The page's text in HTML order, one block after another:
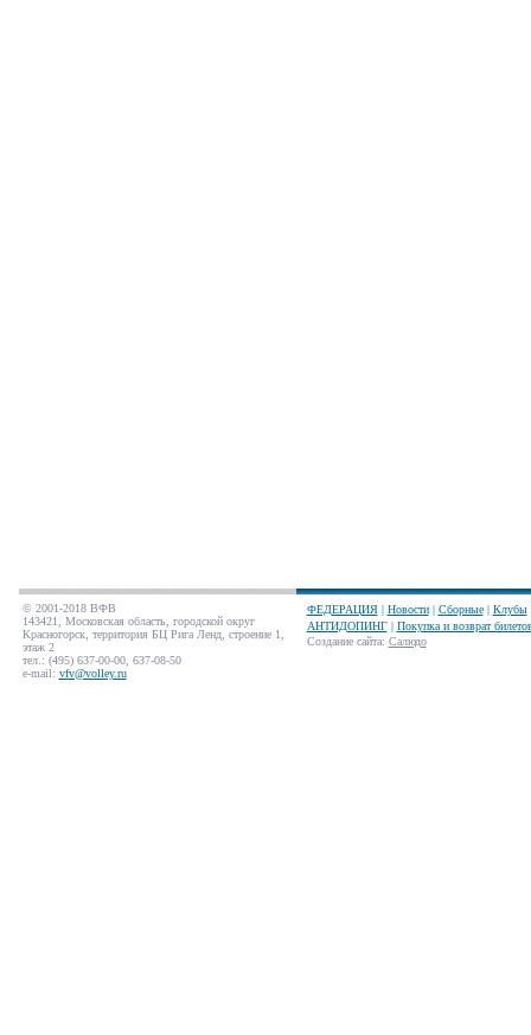
© 2001-2018 ВФВ
143421, Московская область, городской округ
Красногорск, территория БЦ Рига Ленд, строение 1,
этаж 2
тел.: (495) 637-00-00, 637-08-50
e-mail: vfv@volley.ru
ФЕДЕРАЦИЯ| Новости| Сборные| Клубы
АНТИДОПИНГ| Покупка и возврат
Создание сайта: Салюдо